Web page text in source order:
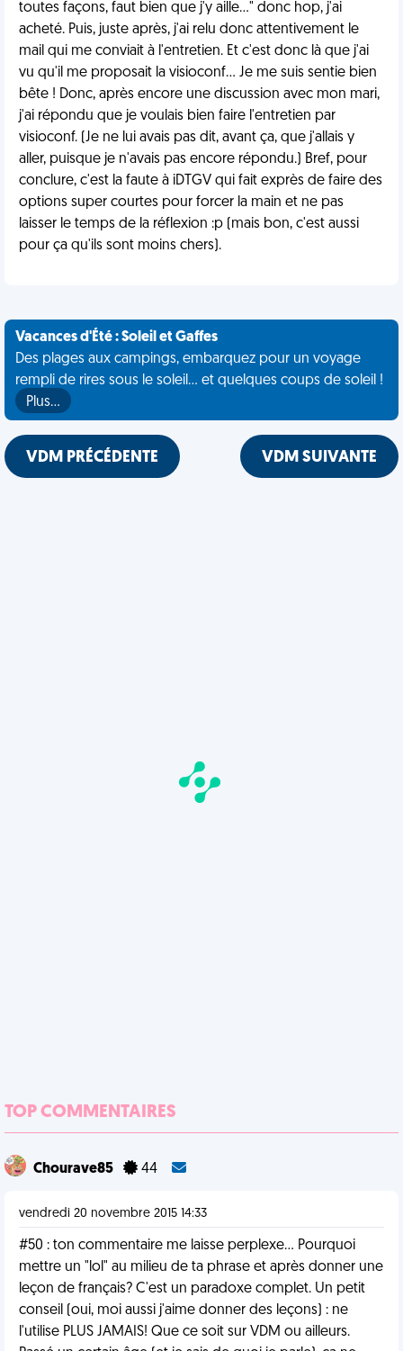
toutes façons, faut bien que j'y aille..." donc hop, j'ai
acheté. Puis, juste après, j'ai relu donc attentivement le
mail qui me conviait à l'entretien. Et c'est donc là que j'ai
vu qu'il me proposait la visioconf... Je me suis sentie bien
bête ! Donc, après encore une discussion avec mon mari,
j'ai répondu que je voulais bien faire l'entretien par
visioconf. (Je ne lui avais pas dit, avant ça, que j'allais y
aller, puisque je n'avais pas encore répondu.) Bref, pour
conclure, c'est la faute à iDTGV qui fait exprès de faire des
options super courtes pour forcer la main et ne pas
laisser le temps de la réflexion :p (mais bon, c'est aussi
pour ça qu'ils sont moins chers).
Vacances d'Été : Soleil et Gaffes
Des plages aux campings, embarquez pour un voyage
rempli de rires sous le soleil... et quelques coups de soleil !
Plus…
VDM PRÉCÉDENTE VDM SUIVANTE
TOP COMMENTAIRES
Chourave85 44
vendredi 20 novembre 2015 14:33
#50 : ton commentaire me laisse perplexe... Pourquoi
mettre un "lol" au milieu de ta phrase et après donner une
leçon de français? C'est un paradoxe complet. Un petit
conseil (oui, moi aussi j'aime donner des leçons) : ne
l'utilise PLUS JAMAIS! Que ce soit sur VDM ou ailleurs.